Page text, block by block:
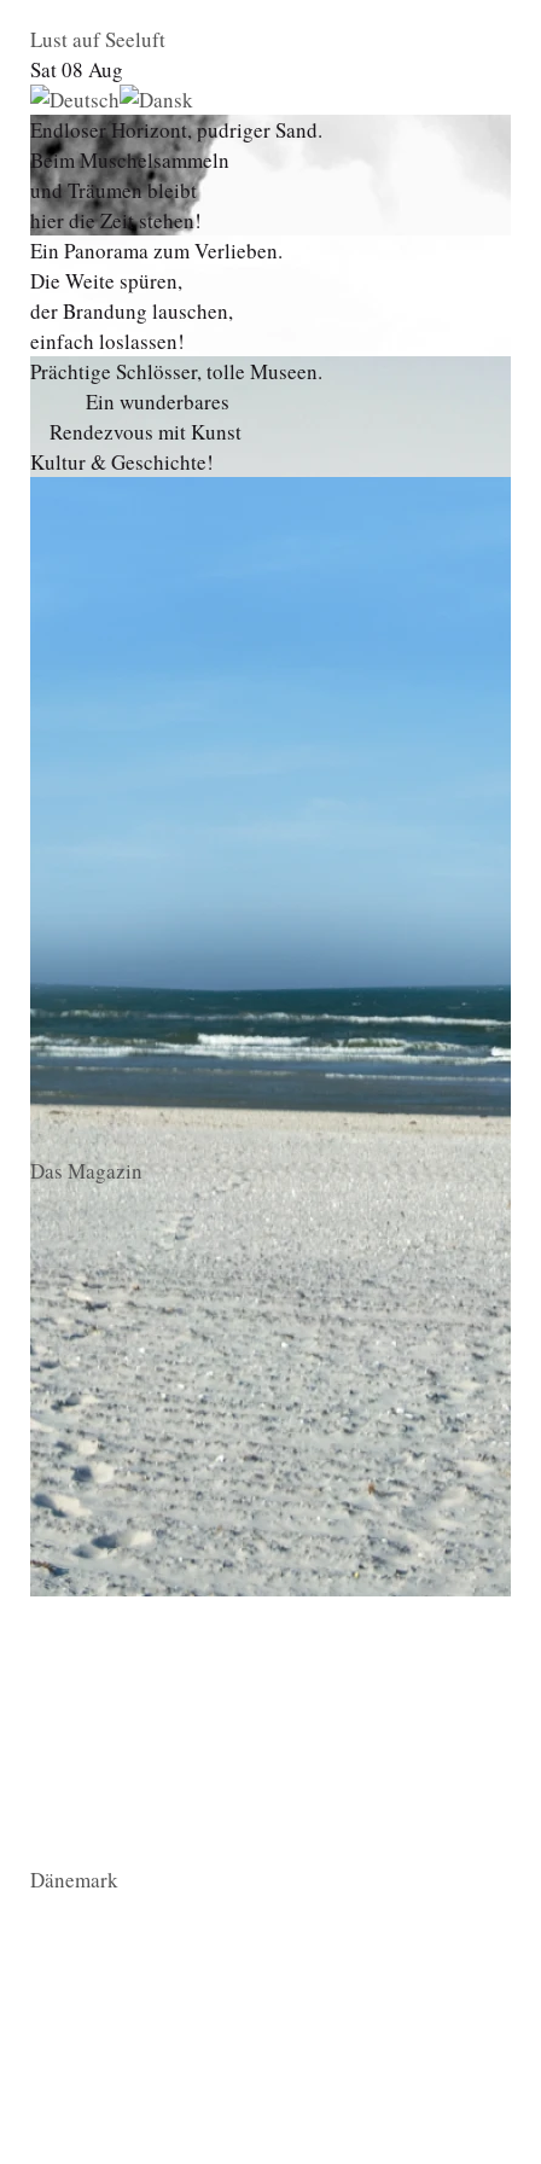
Lust auf Seeluft
Sat 08 Aug
Endloser Horizont, pudriger Sand.
Beim Muschelsammeln
und Träumen bleibt
hier die Zeit stehen!
Ein Panorama zum Verlieben.
Die Weite spüren,
der Brandung lauschen,
einfach loslassen!
Prächtige Schlösser, tolle Museen.
Ein wunderbares
Rendezvous mit Kunst
Kultur & Geschichte!
Das Magazin
Dänemark